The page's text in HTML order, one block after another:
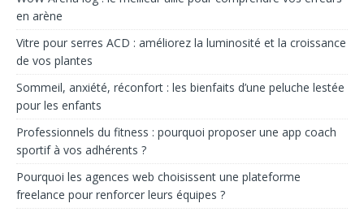
en arène
Vitre pour serres ACD : améliorez la luminosité et la croissance
de vos plantes
Sommeil, anxiété, réconfort : les bienfaits d’une peluche lestée
pour les enfants
Professionnels du fitness : pourquoi proposer une app coach
sportif à vos adhérents ?
Pourquoi les agences web choisissent une plateforme
freelance pour renforcer leurs équipes ?